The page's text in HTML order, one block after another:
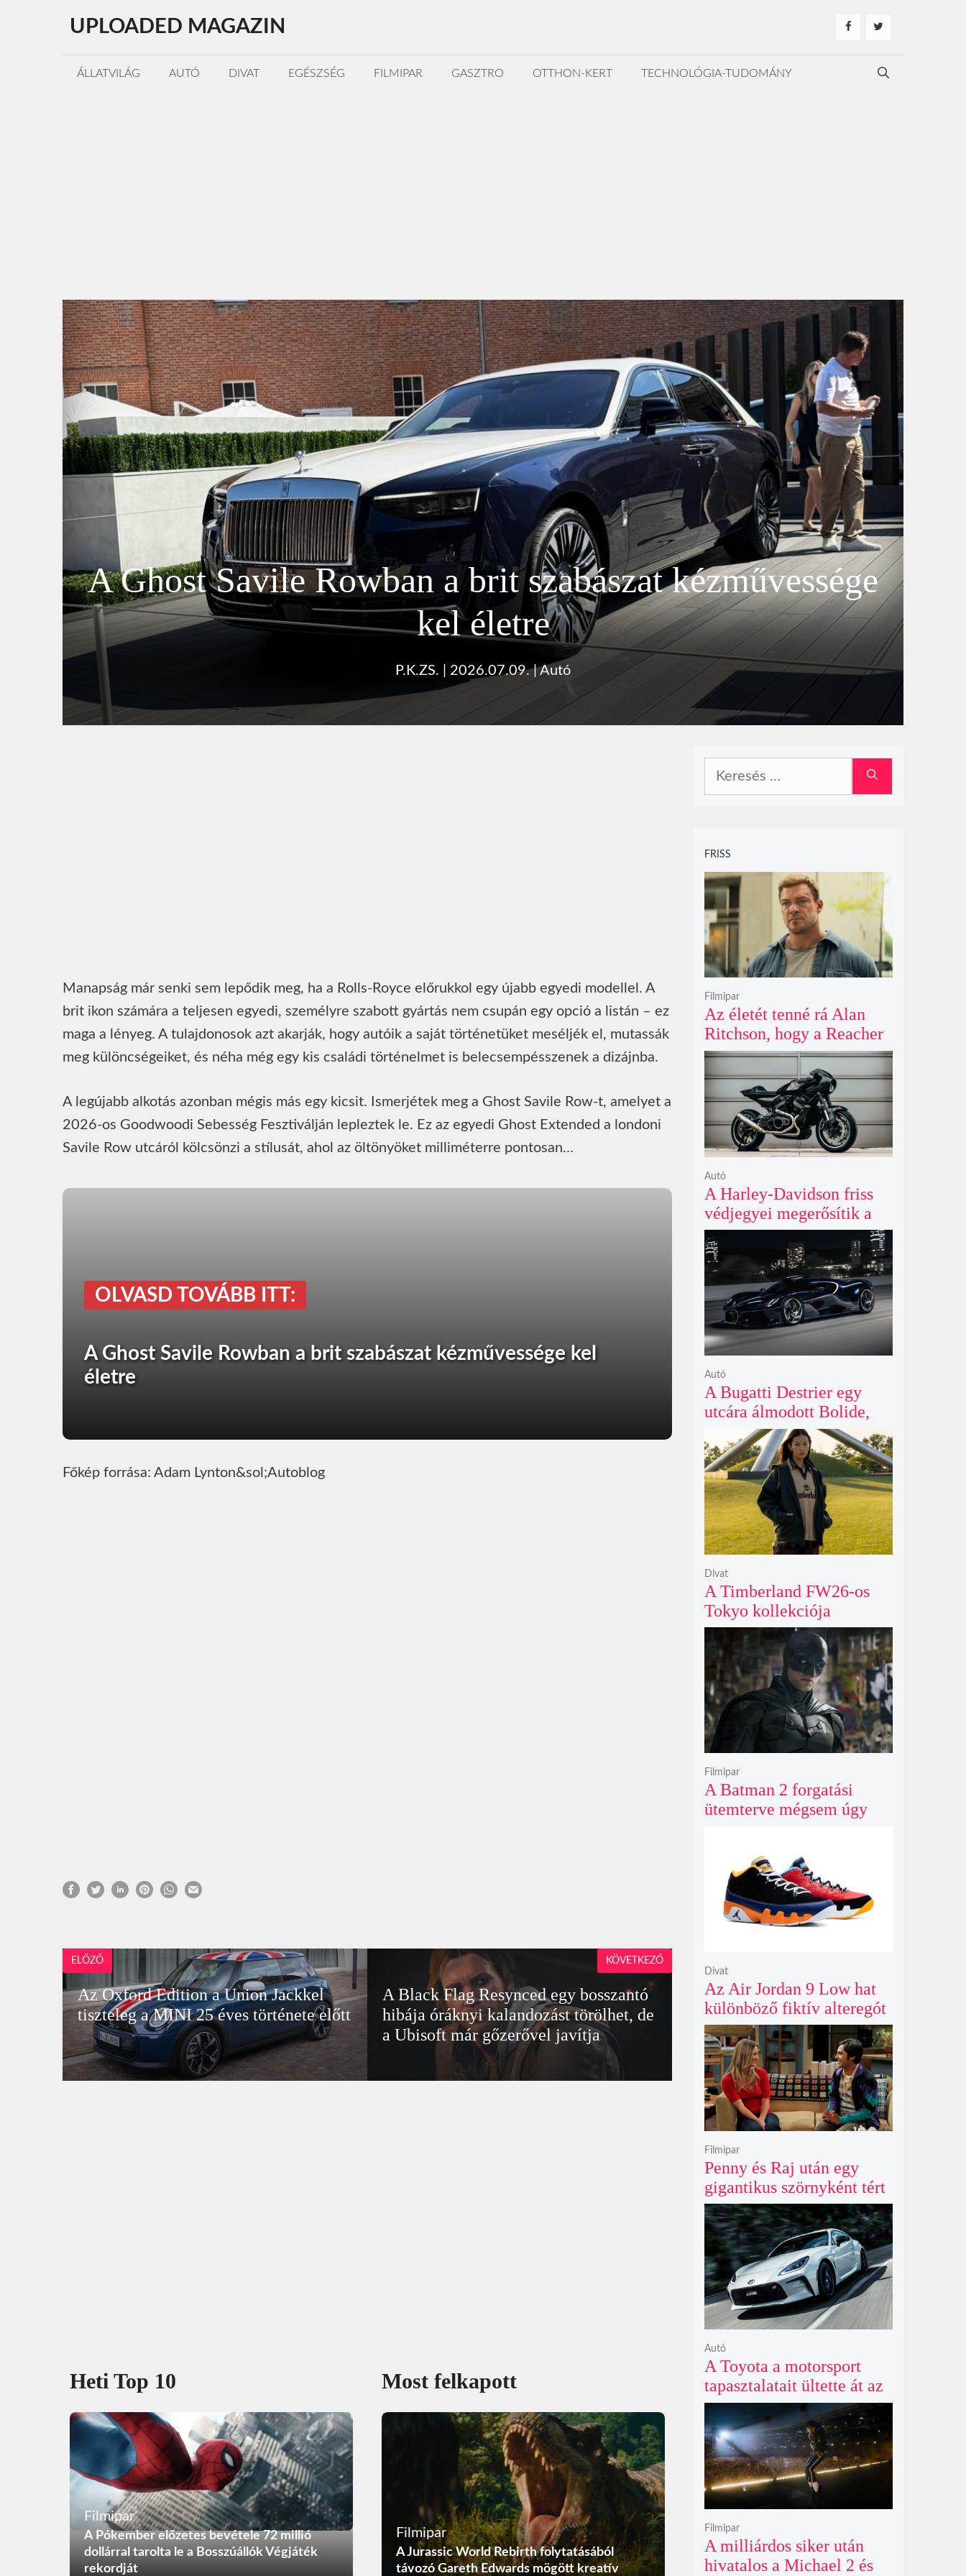
tartalomba
UPLOADED MAGAZIN
ÁLLATVILÁG AUTÓ DIVAT EGÉSZSÉG FILMIPAR GASZTRO OTTHON-KERT TECHNOLÓGIA-TUDOMÁNY
A Ghost Savile Rowban a brit szabászat kézművessége
kel életre
P.K.ZS. 2026.07.09.|Autó
Manapság már senki sem lepődik meg, ha a Rolls-Royce előrukkol egy újabb egyedi modellel. A
brit ikon számára a teljesen egyedi, személyre szabott gyártás nem csupán egy opció a listán – ez
maga a lényeg. A tulajdonosok azt akarják, hogy autóik a saját történetüket meséljék el, mutassák
meg különcségeiket, és néha még egy kis családi történelmet is belecsempésszenek a dizájnba.
A legújabb alkotás azonban mégis más egy kicsit. Ismerjétek meg a Ghost Savile Row-t, amelyet a
2026-os Goodwoodi Sebesség Fesztiválján lepleztek le. Ez az egyedi Ghost Extended a londoni
Savile Row utcáról kölcsönzi a stílusát, ahol az öltönyöket milliméterre pontosan…
OLVASD TOVÁBB ITT:
A Ghost Savile Rowban a brit szabászat kézművessége kel
életre
Főkép forrása: Adam Lynton&sol;Autoblog
ELŐZŐ
Az Oxford Edition a Union Jackkel
tiszteleg a MINI 25 éves története előtt
A Black Flag Resynced egy bosszantó
hibája óráknyi kalandozást törölhet, de
a Ubisoft már gőzerővel javítja
KÖVETKEZŐ
Heti Top 10
Filmipar
A Pókember előzetes bevétele 72 millió
dollárral tarolta le a Bosszúállók Végjáték
rekordját
Most felkapott
Filmipar
A Jurassic World Rebirth folytatásából
távozó Gareth Edwards mögött kreatív
FRISS
Az életét tenné rá Alan
Ritchson, hogy a Reacher
negyedik évada mindent
felülmúl
Filmipar
A Harley-Davidson friss
védjegyei megerősítik a
lenyűgöző café racer és
flat tracker szériagyártását
Autó
A Bugatti Destrier egy
utcára álmodott Bolide,
ami a pályaautók
brutalitását öltözteti
egyedi karosszériába
Autó
A Timberland FW26-os
Tokyo kollekciója
flanellel, kordbársonnyal
és bőrrel gondolja újra az
időtlen örökséget
Divat
A Batman 2 forgatási
ütemterve mégsem úgy
Filmipar
Az Air Jordan 9 Low hat
különböző fiktív alteregót
gyúr egyetlen őrült
dizájnba
Divat
Penny és Raj után egy
gigantikus szörnyként tért
vissza valaki az
Agymenők legújabb spin-
offjában
Filmipar
A Toyota a motorsport
tapasztalatait ültette át az
új GR86 vezethetőségébe
és biztonságába
Autó
A milliárdos siker után
hivatalos a Michael 2 és
Filmipar